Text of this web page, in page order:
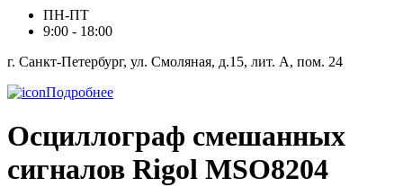
ПН-ПТ
9:00 - 18:00
г. Санкт-Петербург, ул. Смоляная, д.15, лит. А, пом. 24
Подробнее
Осциллограф смешанных
сигналов Rigol MSO8204